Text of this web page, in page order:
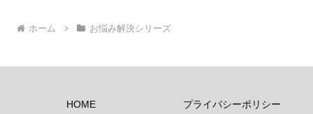
ホーム お悩み解決シリーズ
HOME
プライバシーポリシー